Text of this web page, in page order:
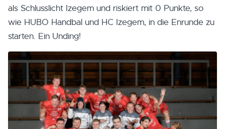
als Schlusslicht Izegem und riskiert mit 0 Punkte, so
wie HUBO Handbal und HC Izegem, in die Enrunde zu
starten. Ein Unding!